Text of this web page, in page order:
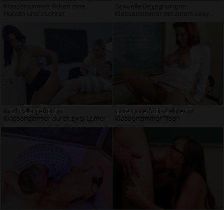
Klassenzimmer ficken eine
Hündin und c Lehrer
Sexuelle Begegnung im
Klassenzimmer mit einem sexyen
Kind Polla gefickt im
Klassenzimmer durch zwei Lehrer
Gute Hure fucks Lehrer im
Klassenzimmer Tisch